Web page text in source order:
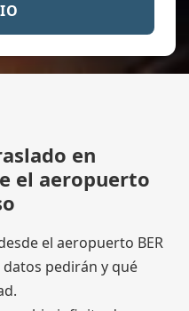
en
el aeropuerto
el aeropuerto BER
pedirán y qué